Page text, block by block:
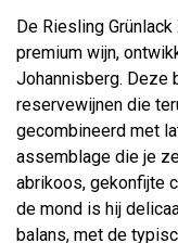
De Riesling
premium wijn,
Johannisberg. Deze
reservewijnen die
gecombineerd met
assemblage die je
abrikoos, gekonfijte
de mond is hij
balans, met de